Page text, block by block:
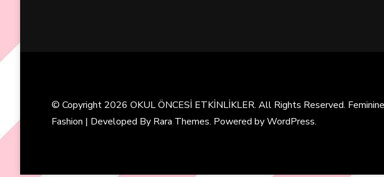
© Copyright 2026 OKUL ÖNCESİ ETKİNLİKLER. All Rights Reserved. Feminine
Fashion | Developed By Rara Themes. Powered byWordPress.